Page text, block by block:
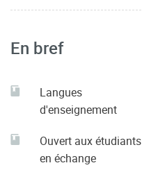
En bref
Langues
d'enseignement
Ouvert aux étudiants
en échange